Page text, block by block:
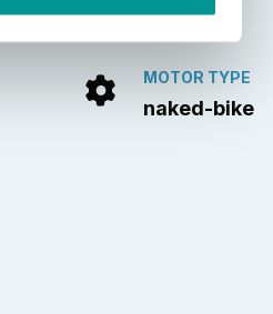
MOTOR TYPE
naked-bike